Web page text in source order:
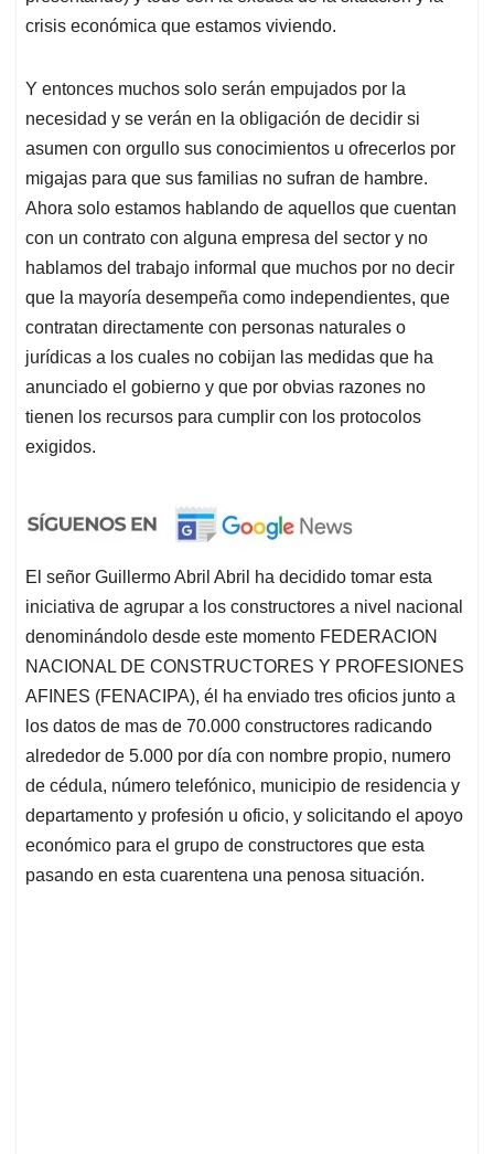
crisis económica que estamos viviendo.
Y entonces muchos solo serán empujados por la
necesidad y se verán en la obligación de decidir si
asumen con orgullo sus conocimientos u ofrecerlos por
migajas para que sus familias no sufran de hambre.
Ahora solo estamos hablando de aquellos que cuentan
con un contrato con alguna empresa del sector y no
hablamos del trabajo informal que muchos por no decir
que la mayoría desempeña como independientes, que
contratan directamente con personas naturales o
jurídicas a los cuales no cobijan las medidas que ha
anunciado el gobierno y que por obvias razones no
tienen los recursos para cumplir con los protocolos
exigidos.
El señor Guillermo Abril Abril ha decidido tomar esta
iniciativa de agrupar a los constructores a nivel nacional
denominándolo desde este momento FEDERACION
NACIONAL DE CONSTRUCTORES Y PROFESIONES
AFINES (FENACIPA), él ha enviado tres oficios junto a
los datos de mas de 70.000 constructores radicando
alrededor de 5.000 por día con nombre propio, numero
de cédula, número telefónico, municipio de residencia y
departamento y profesión u oficio, y solicitando el apoyo
económico para el grupo de constructores que esta
pasando en esta cuarentena una penosa situación.